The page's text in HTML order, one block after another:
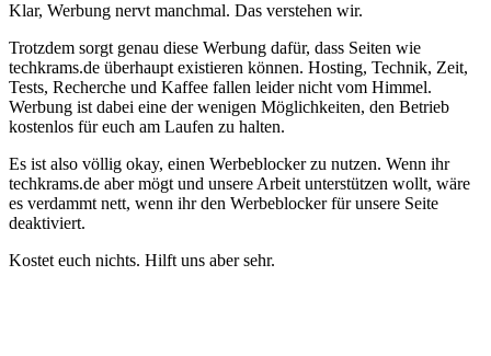
Klar, Werbung nervt manchmal. Das verstehen wir.
Trotzdem sorgt genau diese Werbung dafür, dass Seiten wie
techkrams.de überhaupt existieren können. Hosting, Technik, Zeit,
Tests, Recherche und Kaffee fallen leider nicht vom Himmel.
Werbung ist dabei eine der wenigen Möglichkeiten, den Betrieb
kostenlos für euch am Laufen zu halten.
Es ist also völlig okay, einen Werbeblocker zu nutzen. Wenn ihr
techkrams.de aber mögt und unsere Arbeit unterstützen wollt, wäre
es verdammt nett, wenn ihr den Werbeblocker für unsere Seite
deaktiviert.
Kostet euch nichts. Hilft uns aber sehr.